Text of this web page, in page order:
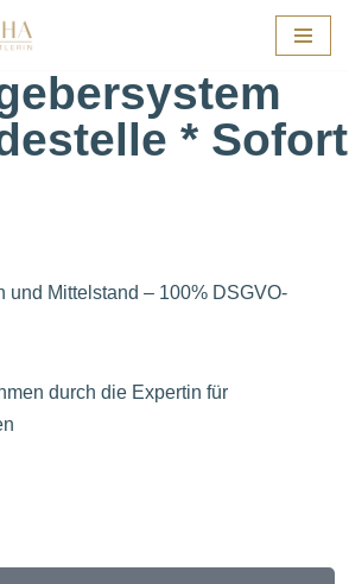
* Sofort
und Mittelstand – 100% DSGVO-
durch die Expertin für